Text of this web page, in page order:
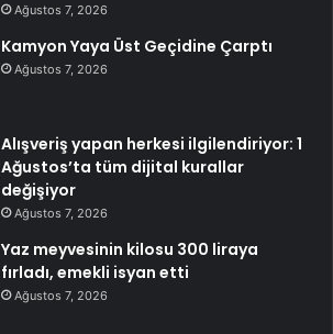
Ağustos 7, 2026
Kamyon Yaya Üst Geçidine Çarptı
Ağustos 7, 2026
Alışveriş yapan herkesi ilgilendiriyor: 1
Ağustos’ta tüm dijital kurallar
değişiyor
Ağustos 7, 2026
Yaz meyvesinin kilosu 300 liraya
fırladı, emekli isyan etti
Ağustos 7, 2026